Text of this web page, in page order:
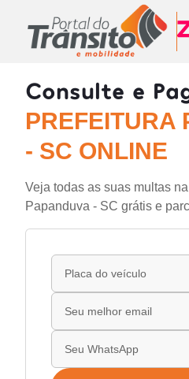
Consulte e
PREFEITURA
- SC ONLINE
Veja todas as suas multas
Papanduva - SC grátis e